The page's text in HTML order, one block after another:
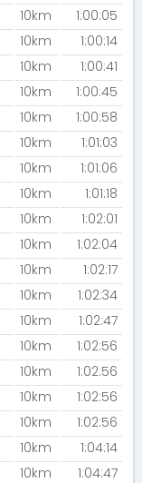
10km
1:00:05
10km
1:00:14
10km
1:00:41
10km
1:00:45
10km
1:00:58
10km
1:01:03
10km
1:01:06
10km
1:01:18
10km
1:02:01
10km
1:02:04
10km
1:02:17
10km
1:02:34
10km
1:02:47
10km
1:02:56
10km
1:02:56
10km
1:02:56
10km
1:02:56
10km
1:04:14
10km
1:04:47